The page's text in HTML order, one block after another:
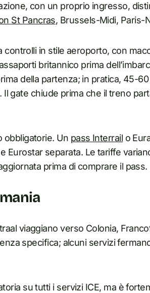
con un proprio ingresso,
St Pancras, Brussels-Midi, Paris-
controlli in stile aeroporto, con
britannico prima
della partenza; in pratica, 45-
gate chiude prima che il treno
obbligatorie. Un pass Interrail o
Eurostar separata. Le tariffe
prima di comprare il pass.
viaggiano verso Colonia,
specifica; alcuni servizi
su tutti i servizi ICE, ma è